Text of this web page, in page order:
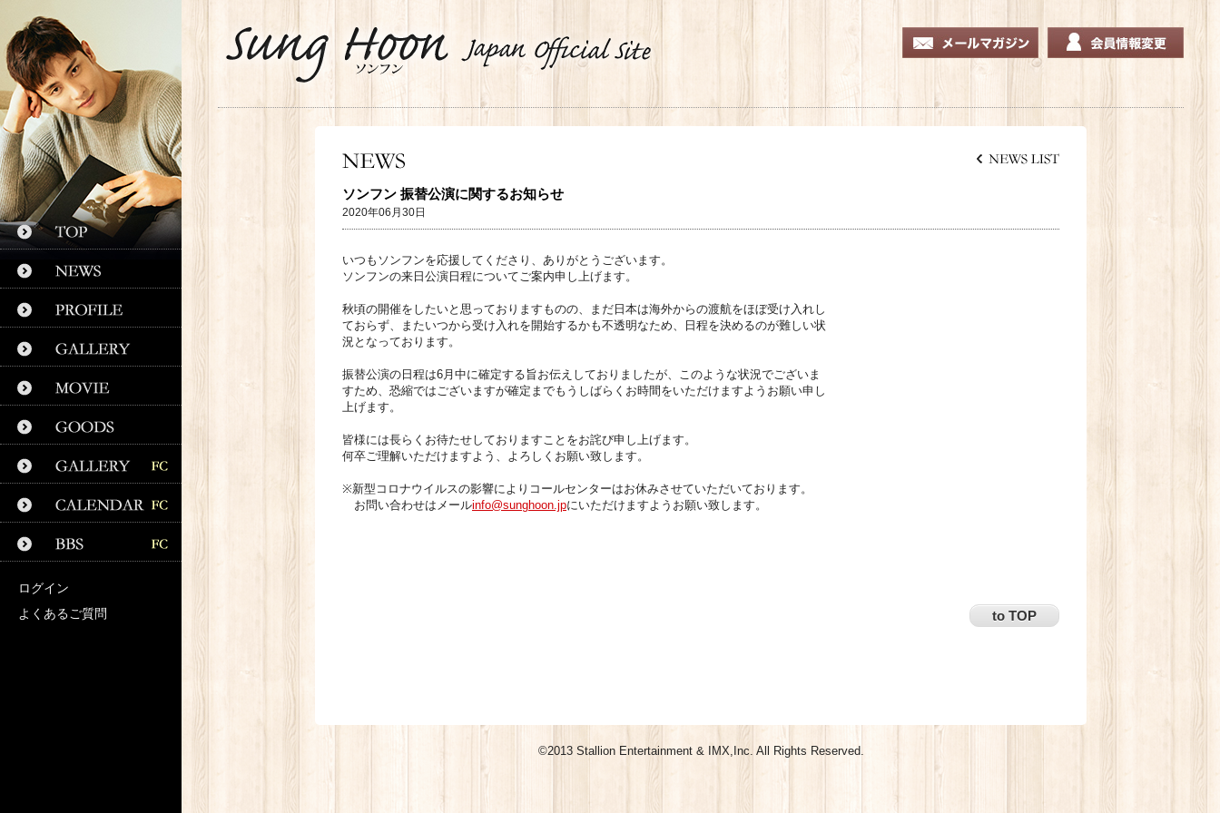
ログイン
よくあるご質問
ソンフン 振替公演に関するお知らせ
2020年06月30日
いつもソンフンを応援してくださり、ありがとうございます。
ソンフンの来日公演日程についてご案内申し上げます。
秋頃の開催をしたいと思っておりますものの、まだ日本は海外からの渡航をほぼ受け入れし
ておらず、またいつから受け入れを開始するかも不透明なため、日程を決めるのが難しい状
況となっております。
振替公演の日程は6月中に確定する旨お伝えしておりましたが、このような状況でございま
すため、恐縮ではございますが確定までもうしばらくお時間をいただけますようお願い申し
上げます。
皆様には長らくお待たせしておりますことをお詫び申し上げます。
何卒ご理解いただけますよう、よろしくお願い致します。
※新型コロナウイルスの影響によりコールセンターはお休みさせていただいております。
お問い合わせはメールinfo@sunghoon.jpにいただけますようお願い致します。
to TOP
©2013 Stallion Entertainment & IMX,Inc. All Rights Reserved.